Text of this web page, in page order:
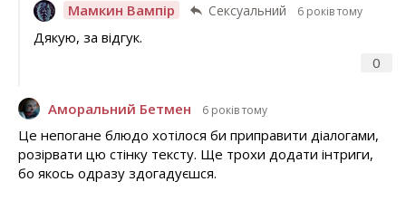
Мамкин Вампір Сексуальний 6 років тому
0
Дякую, за відгук.
Аморальний Бетмен 6 років тому
Це непогане блюдо хотілося би приправити діалогами,
розірвати цю стінку тексту. Ще трохи додати інтриги,
бо якось одразу здогадуєшся.